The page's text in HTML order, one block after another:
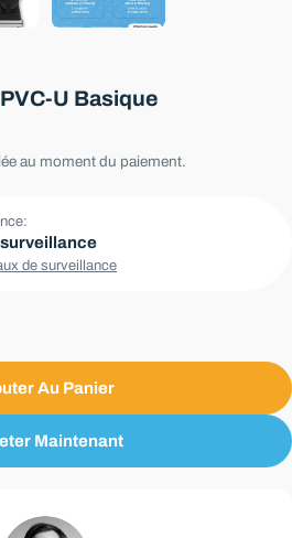
U Basique
au moment du paiement.
de surveillance
Au Panier
Maintenant